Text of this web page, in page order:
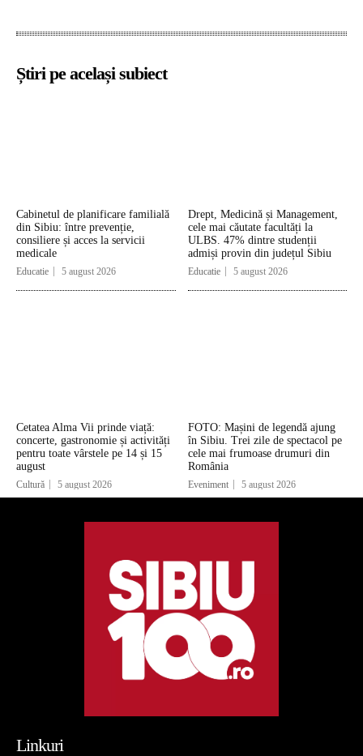
Știri pe același subiect
Cabinetul de planificare familială
din Sibiu: între prevenție,
consiliere și acces la servicii
medicale
Educatie 5 august 2026
Drept, Medicină și Management,
cele mai căutate facultăți la
ULBS. 47% dintre studenții
admiși provin din județul Sibiu
Educatie 5 august 2026
Cetatea Alma Vii prinde viață:
concerte, gastronomie și activități
pentru toate vârstele pe 14 și 15
august
Cultură 5 august 2026
FOTO: Mașini de legendă ajung
în Sibiu. Trei zile de spectacol pe
cele mai frumoase drumuri din
România
Eveniment 5 august 2026
Linkuri